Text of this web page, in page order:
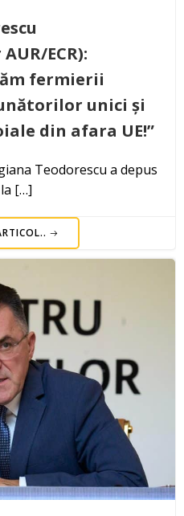
ECR):
fermierii
unici și
din afara UE!”
Teodorescu a depus
[…]